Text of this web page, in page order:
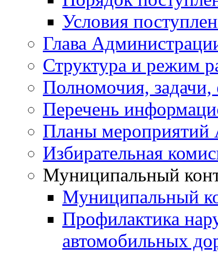
Условия
Глава
Структура и режим
Полномочия,
Перечень
Планы мероприятий
Избирательная
Муниципальный
Муниципальный
Профилактика
автомобильных